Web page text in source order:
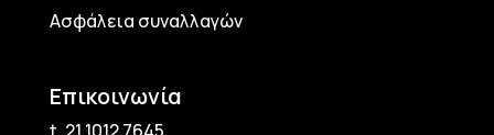
Ασφάλεια συναλλαγών
Επικοινωνία